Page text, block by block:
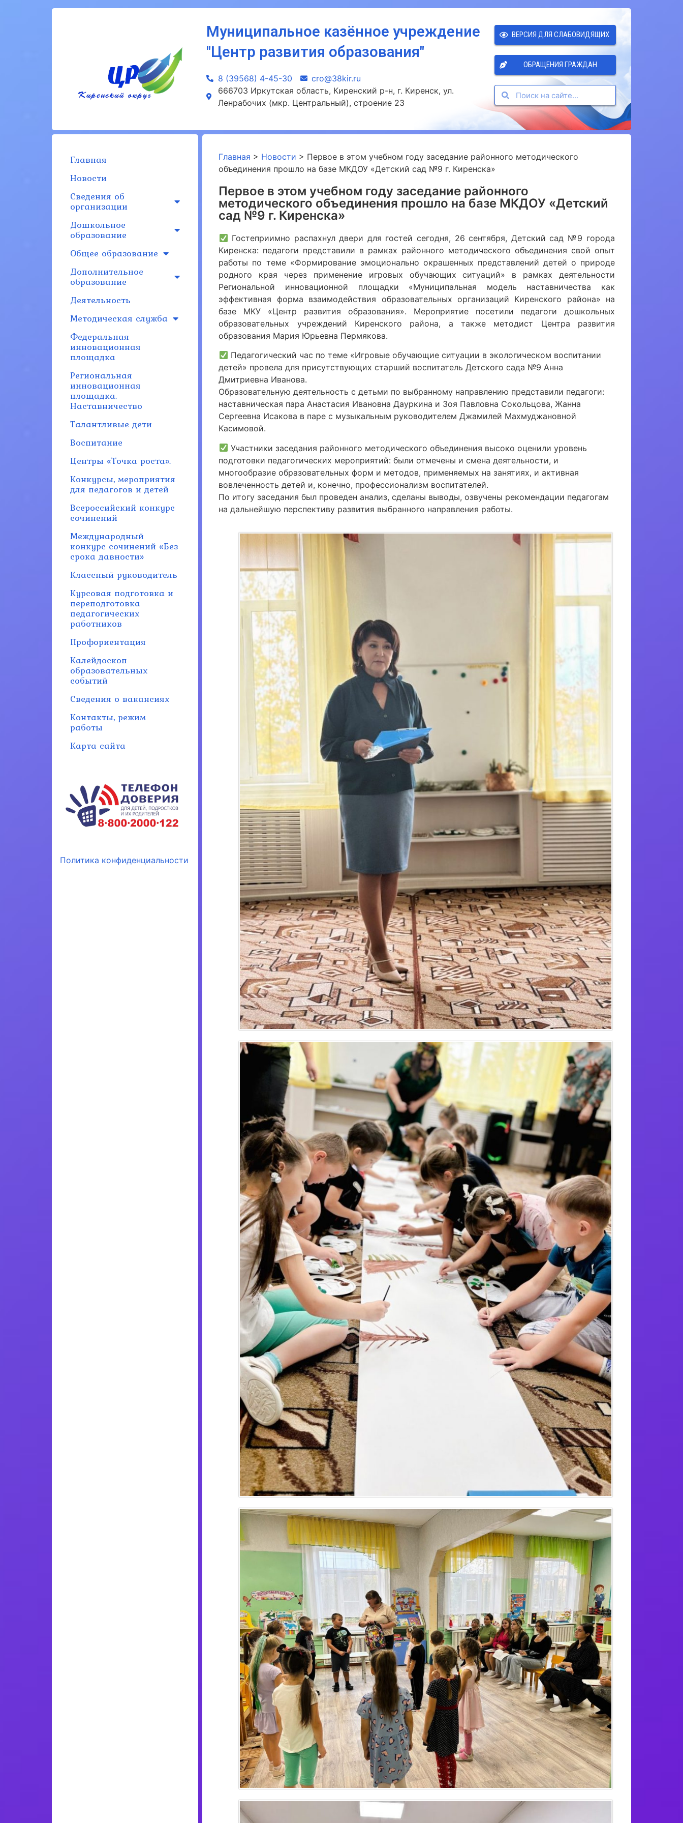
Муниципальное казённое учреждение
"Центр развития образования"
8 (39568) 4-45-30
сro@38kir.ru
666703 Иркутская область, Киренский р-н, г. Киренск, ул.
Ленрабочих (мкр. Центральный), строение 23
ВЕРСИЯ ДЛЯ СЛАБОВИДЯЩИХ
ОБРАЩЕНИЯ ГРАЖДАН
Главная
Новости
Сведения об
организации
Дошкольное
образование
Общее образование
Дополнительное
образование
Деятельность
Методическая служба
Федеральная
инновационная
площадка
Региональная
инновационная
площадка.
Наставничество
Талантливые дети
Воспитание
Центры «Точка роста».
Конкурсы, мероприятия
для педагогов и детей
Всероссийский конкурс
сочинений
Международный
конкурс сочинений «Без
срока давности»
Классный руководитель
Курсовая подготовка и
переподготовка
педагогических
работников
Профориентация
Калейдоскоп
образовательных
событий
Сведения о вакансиях
Контакты, режим
работы
Карта сайта
Политика конфиденциальности
Главная > Новости > Первое в этом учебном году заседание районного методического
объединения прошло на базе МКДОУ «Детский сад №9 г. Киренска»
Первое в этом учебном году заседание районного
методического объединения прошло на базе МКДОУ «Детский
сад №9 г. Киренска»
Гостеприимно распахнул двери для гостей сегодня, 26 сентября, Детский сад №9 города
Киренска: педагоги представили в рамках районного методического объединения свой опыт
работы по теме «Формирование эмоционально окрашенных представлений детей о природе
родного края через применение игровых обучающих ситуаций» в рамках деятельности
Региональной инновационной площадки «Муниципальная модель наставничества как
эффективная форма взаимодействия образовательных организаций Киренского района» на
базе МКУ «Центр развития образования». Мероприятие посетили педагоги дошкольных
образовательных учреждений Киренского района, а также методист Центра развития
образования Мария Юрьевна Пермякова.
Педагогический час по теме «Игровые обучающие ситуации в экологическом воспитании
детей» провела для присутствующих старший воспитатель Детского сада №9 Анна
Дмитриевна Иванова.
Образовательную деятельность с детьми по выбранному направлению представили педагоги:
наставническая пара Анастасия Ивановна Дауркина и Зоя Павловна Сокольцова, Жанна
Сергеевна Исакова в паре с музыкальным руководителем Джамилей Махмуджановной
Касимовой.
Участники заседания районного методического объединения высоко оценили уровень
подготовки педагогических мероприятий: были отмечены и смена деятельности, и
многообразие образовательных форм и методов, применяемых на занятиях, и активная
вовлеченность детей и, конечно, профессионализм воспитателей.
По итогу заседания был проведен анализ, сделаны выводы, озвучены рекомендации педагогам
на дальнейшую перспективу развития выбранного направления работы.